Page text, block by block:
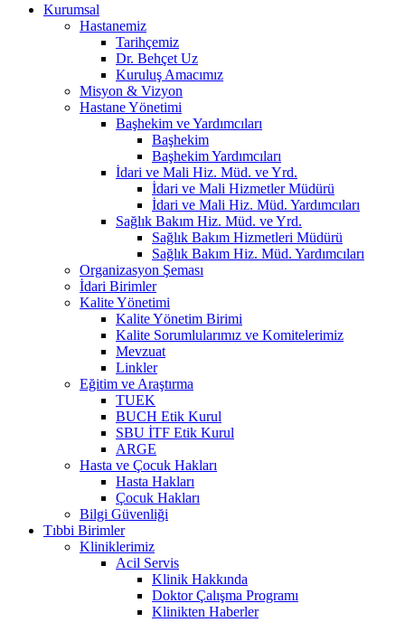
Kurumsal
Hastanemiz
Tarihçemiz
Dr. Behçet Uz
Kuruluş Amacımız
Misyon & Vizyon
Hastane Yönetimi
Başhekim ve Yardımcıları
Başhekim
Başhekim Yardımcıları
İdari ve Mali Hiz. Müd. ve Yrd.
İdari ve Mali Hizmetler Müdürü
İdari ve Mali Hiz. Müd. Yardımcıları
Sağlık Bakım Hiz. Müd. ve Yrd.
Sağlık Bakım Hizmetleri Müdürü
Sağlık Bakım Hiz. Müd. Yardımcıları
Organizasyon Şeması
İdari Birimler
Kalite Yönetimi
Kalite Yönetim Birimi
Kalite Sorumlularımız ve Komitelerimiz
Mevzuat
Linkler
Eğitim ve Araştırma
TUEK
BUCH Etik Kurul
SBU İTF Etik Kurul
ARGE
Hasta ve Çocuk Hakları
Hasta Hakları
Çocuk Hakları
Bilgi Güvenliği
Tıbbi Birimler
Kliniklerimiz
Acil Servis
Klinik Hakkında
Doktor Çalışma Programı
Klinikten Haberler